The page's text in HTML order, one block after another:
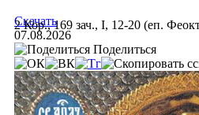
2 Кор., 169 зач., I, 12-20 (еп.
Скачать
07.08.2026
Поделиться